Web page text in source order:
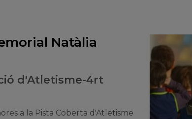
Natàlia
d'Atletisme-4rt
a la Pista Coberta d'Atletisme